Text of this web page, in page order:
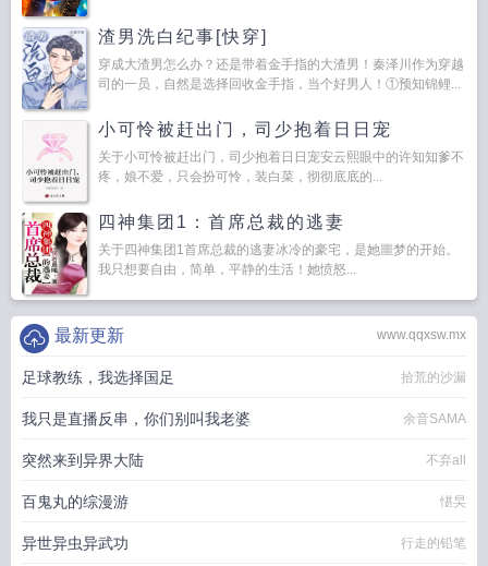
渣男洗白纪事[快穿]
穿成大渣男怎么办？还是带着金手指的大渣男！秦泽川作为穿越
司的一员，自然是选择回收金手指，当个好男人！①预知锦鲤...
小可怜被赶出门，司少抱着日日宠
关于小可怜被赶出门，司少抱着日日宠安云熙眼中的许知知爹不
疼，娘不爱，只会扮可怜，装白菜，彻彻底底的...
四神集团1：首席总裁的逃妻
关于四神集团1首席总裁的逃妻冰冷的豪宅，是她噩梦的开始。
我只想要自由，简单，平静的生活！她愤怒...
www.qqxsw.mx
最新更新
足球教练，我选择国足 拾荒的沙漏
我只是直播反串，你们别叫我老婆 余音SAMA
突然来到异界大陆 不弃all
百鬼丸的综漫游 愖旲
异世异虫异武功 行走的铅笔